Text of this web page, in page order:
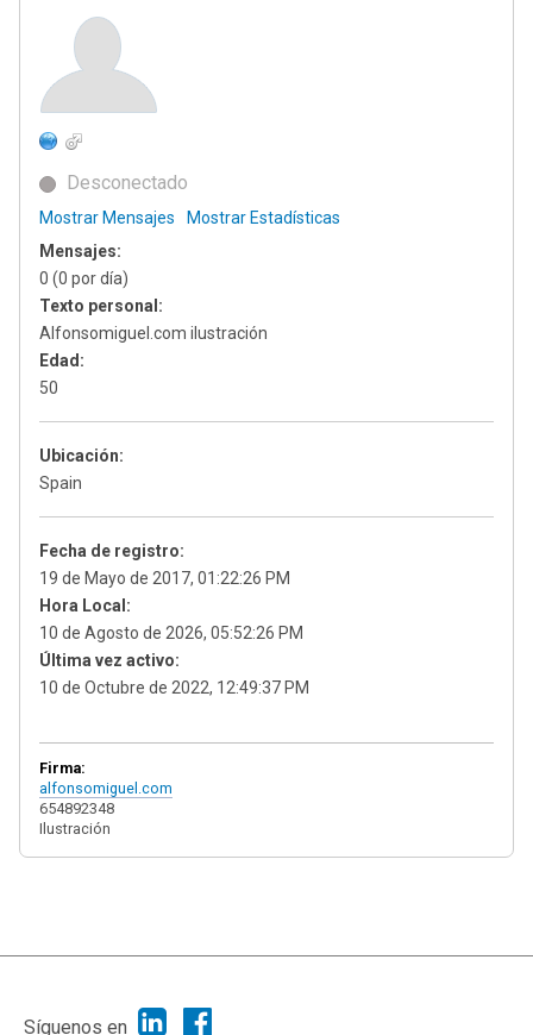
Desconectado
Mostrar Mensajes
Mostrar Estadísticas
Mensajes:
0 (0 por día)
Texto personal:
Alfonsomiguel.com ilustración
Edad:
50
Ubicación:
Spain
Fecha de registro:
19 de Mayo de 2017, 01:22:26 PM
Hora Local:
10 de Agosto de 2026, 05:52:26 PM
Última vez activo:
10 de Octubre de 2022, 12:49:37 PM
Firma:
alfonsomiguel.com
654892348
Ilustración
|
Síguenos en